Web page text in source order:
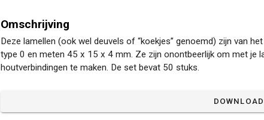
Omschrijving
Deze lamellen (ook wel deuvels of “koekjes” genoemd) zijn van
type 0 en meten 45 x 15 x 4 mm. Ze zijn onontbeerlijk om met je
houtverbindingen te maken. De set bevat 50 stuks.